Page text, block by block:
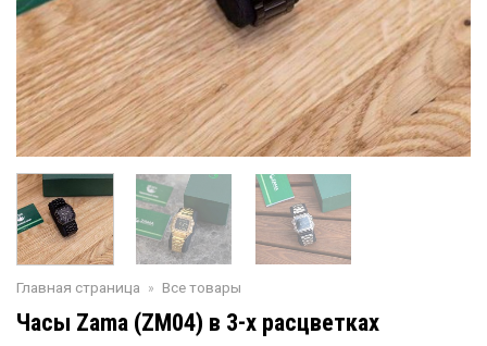
Главная страница » Все товары
Часы Zama (ZM04) в 3-х расцветках